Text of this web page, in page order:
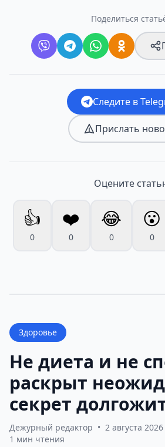
Поделиться
Следите в
Прислать
Оцените
👍
0
❤️
0
😂
0
😮
0
Здоровье
Не диета и не
раскрыт
секрет
Дежурный редактор • 2 августа 2026
1 мин чтения